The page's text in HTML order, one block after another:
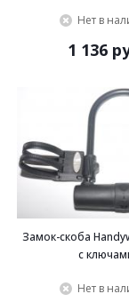
Нет в
1 136
Замок-скоба
с
Нет в